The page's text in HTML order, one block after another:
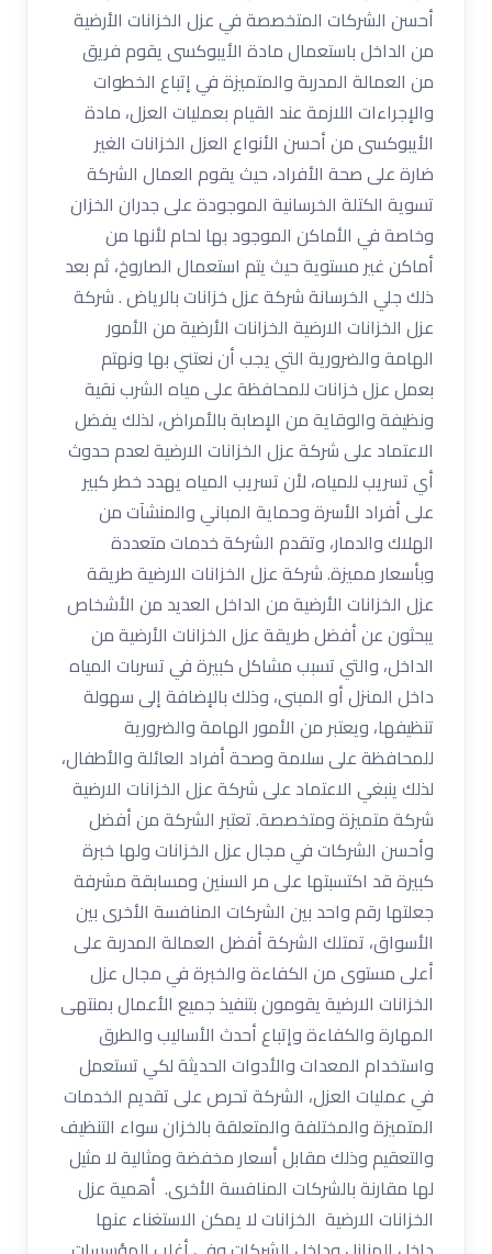
أحسن الشركات المتخصصة في عزل الخزانات الأرضية
من الداخل باستعمال مادة الأيبوكسى يقوم فريق
من العمالة المدربة والمتميزة في إتباع الخطوات
والإجراءات اللازمة عند القيام بعمليات العزل، مادة
الأيبوكسى من أحسن الأنواع العزل الخزانات الغير
ضارة على صحة الأفراد، حيث يقوم العمال الشركة
تسوية الكتلة الخرسانية الموجودة على جدران الخزان
وخاصة في الأماكن الموجود بها لحام لأنها من
أماكن غير مستوية حيث يتم استعمال الصاروخ، ثم بعد
ذلك جلي الخرسانة شركة عزل خزانات بالرياض . شركة
عزل الخزانات الارضية الخزانات الأرضية من الأمور
الهامة والضرورية التي يجب أن نعتني بها ونهتم
بعمل عزل خزانات للمحافظة على مياه الشرب نقية
ونظيفة والوقاية من الإصابة بالأمراض، لذلك يفضل
الاعتماد على شركة عزل الخزانات الارضية لعدم حدوث
أي تسريب للمياه، لأن تسريب المياه يهدد خطر كبير
على أفراد الأسرة وحماية المباني والمنشآت من
الهلاك والدمار، وتقدم الشركة خدمات متعددة
وبأسعار مميزة. شركة عزل الخزانات الارضية طريقة
عزل الخزانات الأرضية من الداخل العديد من الأشخاص
يبحثون عن أفضل طريقة عزل الخزانات الأرضية من
الداخل، والتي تسبب مشاكل كبيرة في تسربات المياه
داخل المنزل أو المبنى، وذلك بالإضافة إلى سهولة
تنظيفها، ويعتبر من الأمور الهامة والضرورية
للمحافظة على سلامة وصحة أفراد العائلة والأطفال،
لذلك ينبغي الاعتماد على شركة عزل الخزانات الارضية
شركة متميزة ومتخصصة. تعتبر الشركة من أفضل
وأحسن الشركات في مجال عزل الخزانات ولها خبرة
كبيرة قد اكتسبتها على مر السنين ومسابقة مشرفة
جعلتها رقم واحد بين الشركات المنافسة الأخرى بين
الأسواق، تمتلك الشركة أفضل العمالة المدربة على
أعلى مستوى من الكفاءة والخبرة في مجال عزل
الخزانات الارضية يقومون بتنفيذ جميع الأعمال بمنتهى
المهارة والكفاءة وإتباع أحدث الأساليب والطرق
واستخدام المعدات والأدوات الحديثة لكي تستعمل
في عمليات العزل، الشركة تحرص على تقديم الخدمات
المتميزة والمختلفة والمتعلقة بالخزان سواء التنظيف
والتعقيم وذلك مقابل أسعار مخفضة ومثالية لا مثيل
لها مقارنة بالشركات المنافسة الأخرى. أهمية عزل
الخزانات الارضية الخزانات لا يمكن الاستغناء عنها